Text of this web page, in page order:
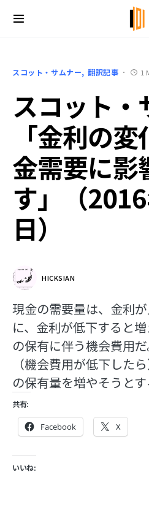
スコット・サムナー 翻訳記事 1
スコット・
「金利の
金需要に影
す」（
日）
HICKSIAN
現金の需要量は、金利が
に、金利が低下すると増
の保有に伴う機会費用
（機会費用が低下した
の保有量を増やそうとす
共有:
Facebook X
いいね: